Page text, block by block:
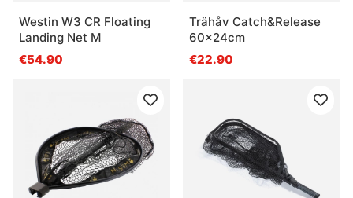
Westin W3 CR Floating
Landing Net M
€54.90
Trähåv Catch&Release
60x24cm
€22.90